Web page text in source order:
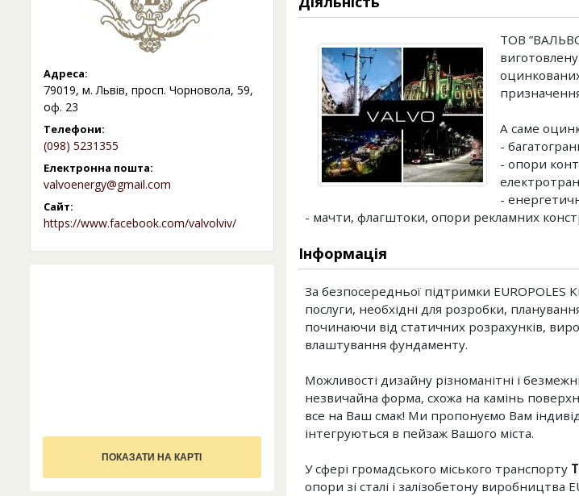
Адреса:
79019, м. Львів, просп. Чорновола, 59,
оф. 23
Телефони:
(098) 5231355
Електронна пошта:
valvoenergy@gmail.com
Сайт:
https://www.facebook.com/valvolviv/
ПОКАЗАТИ НА КАРТІ
ТОВ
А саме
-
- опори
-
- мачти, флагштоки, опори рекламних
Інформація
За безпосередньої підтримки EUROPOLES
послуги, необхідні для розробки,
починаючи від статичних розрахунків,
влаштування фундаменту.
Можливості дизайну різноманітні і
незвичайна форма, схожа на камінь
все на Ваш смак! Ми пропонуємо Вам
інтегруються в пейзаж Вашого міста.
У сфері громадського міського транспорту
опори зі сталі і залізобетону виробництва